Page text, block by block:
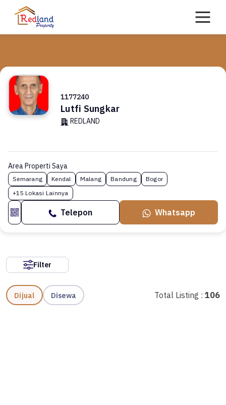
1177240
Lutfi Sungkar
REDLAND
Area Properti Saya
Semarang Kendal Malang Bandung
Bogor
+15 Lokasi Lainnya
Telepon Whatsapp
Filter
Dijual Disewa Total Listing : 106